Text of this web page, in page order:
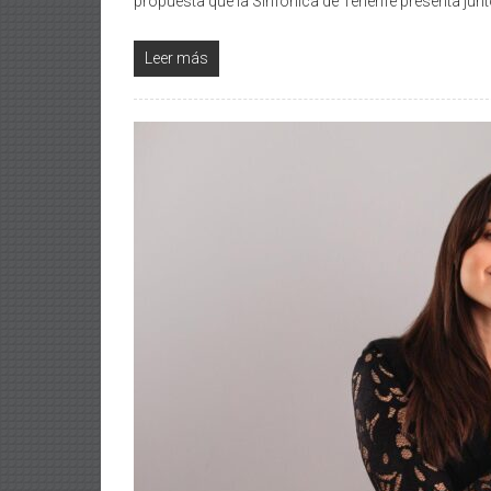
Leer más